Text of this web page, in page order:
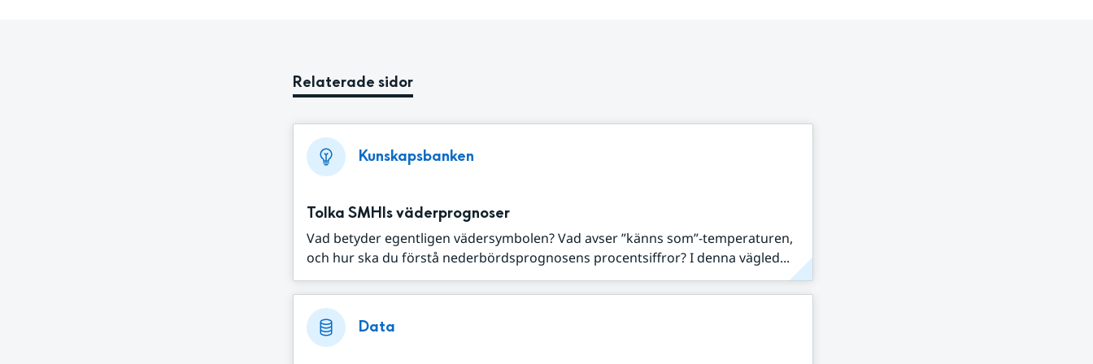
Relaterade sidor
Kunskapsbanken
Tolka SMHIs väderprognoser
Vad betyder egentligen vädersymbolen? Vad avser ”känns som”-temperaturen,
och hur ska du förstå nederbördsprognosens procentsiffror? I denna vägled...
Data